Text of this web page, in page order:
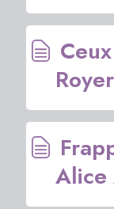
Royer
Alice